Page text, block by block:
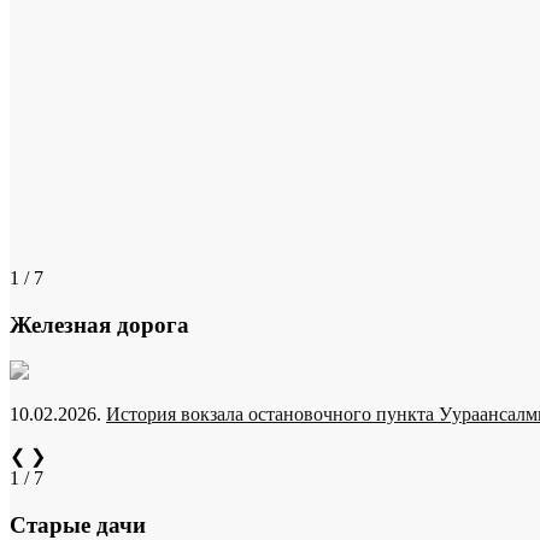
1 / 7
Железная дорога
10.02.2026. История вокзала остановочного пункта
❮ ❯
1 / 7
Старые дачи